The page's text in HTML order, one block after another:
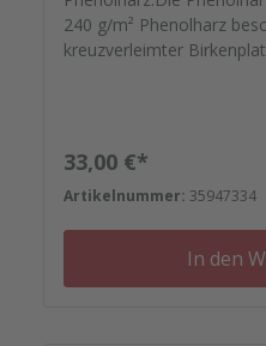
240 g/m² Phenolharz
kreuzverleimter
verlassen.Bestellen Sie
Sanieren gleich mit. - Von
Nieten, Schrauben,
Reparaturplättchen.
Regulärer Preis:
33,00 €*
Artikelnummer: 35947334
In den